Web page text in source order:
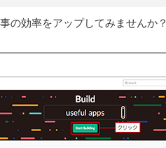
の効率をアップしてみませんか？